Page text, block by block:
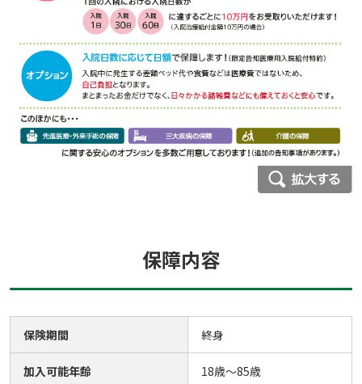
保障内容
保険期間 終身
加入可能年齢 18歳～85歳